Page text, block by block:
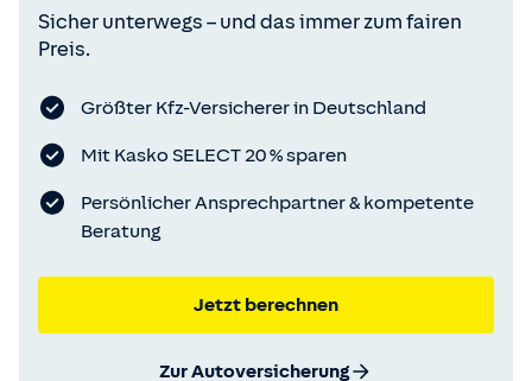
Sicher unterwegs – und das immer zum fairen
Preis.
Größter Kfz-Versicherer in Deutschland
Mit Kasko SELECT 20 % sparen
Persönlicher Ansprechpartner & kompetente
Beratung
Jetzt berechnen
Zur Autoversicherung